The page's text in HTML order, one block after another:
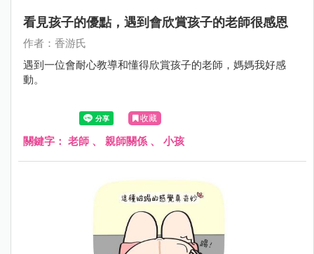
看見孩子的優點，遇到會欣賞孩子的老師很感恩
作者：香游氏
遇到一位會耐心教導和懂得欣賞孩子的老師，媽媽我好感
動。
收藏
關鍵字： 老師 、 親師關係 、 小孩